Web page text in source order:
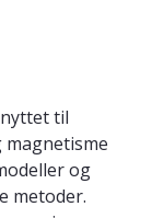
til
og
metoder.